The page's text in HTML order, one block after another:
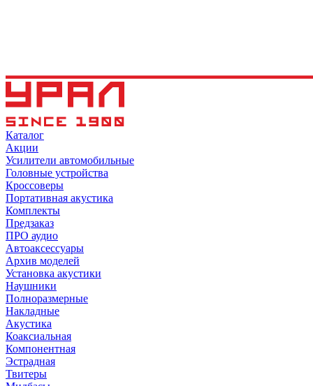
Каталог
Акции
Усилители автомобильные
Головные устройства
Кроссоверы
Портативная акустика
Комплекты
Предзаказ
ПРО аудио
Автоаксессуары
Архив моделей
Установка акустики
Наушники
Полноразмерные
Накладные
Акустика
Коаксиальная
Компонентная
Эстрадная
Твитеры